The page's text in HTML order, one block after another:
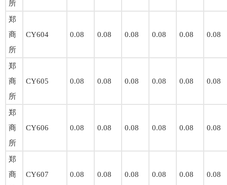
所
郑
商
所
CY604 0.08 0.08 0.08 0.08 0.08 0.08
郑
商
所
CY605 0.08 0.08 0.08 0.08 0.08 0.08
郑
商
所
CY606 0.08 0.08 0.08 0.08 0.08 0.08
郑
商
CY607 0.08 0.08 0.08 0.08 0.08 0.08